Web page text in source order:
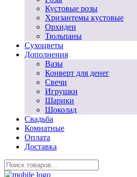
Кустовые розы
Хризантемы кустовые
Орхидеи
Тюльпаны
Сухоцветы
Дополнения
Вазы
Конверт для денег
Свечи
Игрушки
Шарики
Шоколад
Свадьба
Комнатные
Оплата
Доставка